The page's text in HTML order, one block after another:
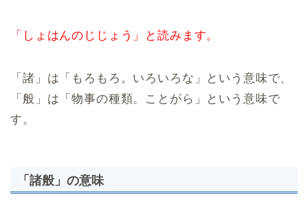
「しょはんのじじょう」と読みます。
「諸」は「もろもろ。いろいろな」という意味で、
「般」は「物事の種類。ことがら」という意味で
す。
「諸般」の意味